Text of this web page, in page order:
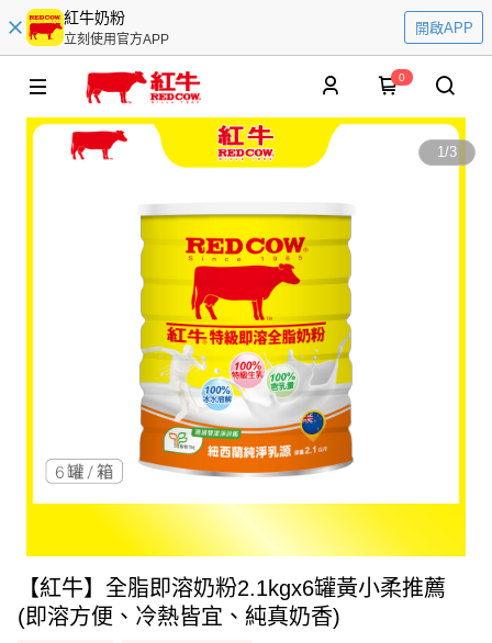
紅牛奶粉
立刻使用官方APP
開啟APP
0
1/3
【紅牛】全脂即溶奶粉2.1kgx6罐黃小柔推薦
(即溶方便、冷熱皆宜、純真奶香)